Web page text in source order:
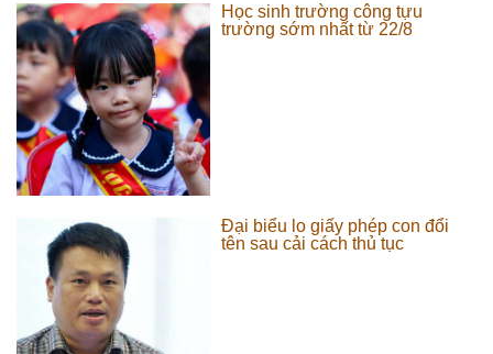
Học sinh trường công tựu
trường sớm nhất từ 22/8
Đại biểu lo giấy phép con đổi
tên sau cải cách thủ tục